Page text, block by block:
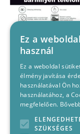
Ez a
használ
Ez a weboldal
élmény javítása
használatával Ön
használatához, a
megfelelően.
SZÜKSÉGES